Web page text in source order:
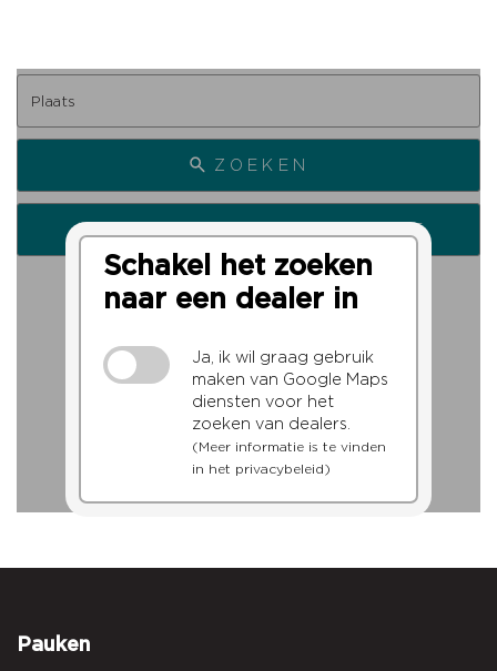
Schakel het zoeken
naar een dealer in
Ja, ik wil graag gebruik
maken van Google Maps
diensten voor het
zoeken van dealers.
(Meer informatie is te vinden
in het privacybeleid)
ZOEKEN
ZOEK VANAF MIJN LOCATIE
Pauken